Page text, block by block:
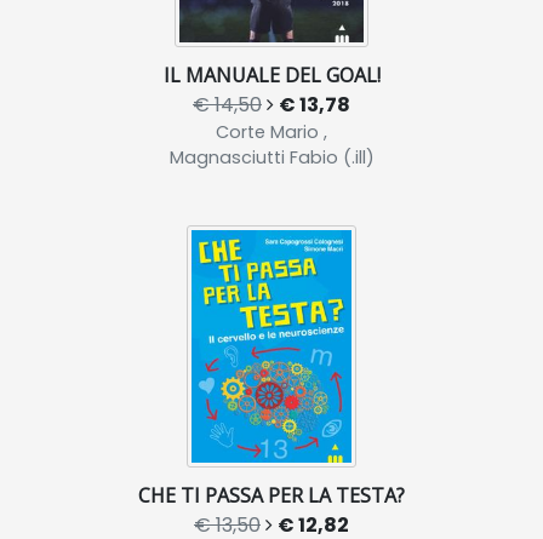
IL MANUALE DEL GOAL!
€ 14,50 € 13,78
Corte Mario ,
Magnasciutti Fabio (.ill)
CHE TI PASSA PER LA TESTA?
€ 13,50 € 12,82